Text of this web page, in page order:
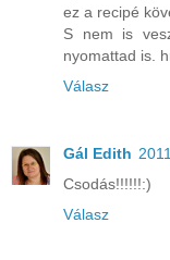
ez a recipé
S nem is
nyomattad is.
Válasz
Gál Edith
Csodás!!!!!!:)
Válasz